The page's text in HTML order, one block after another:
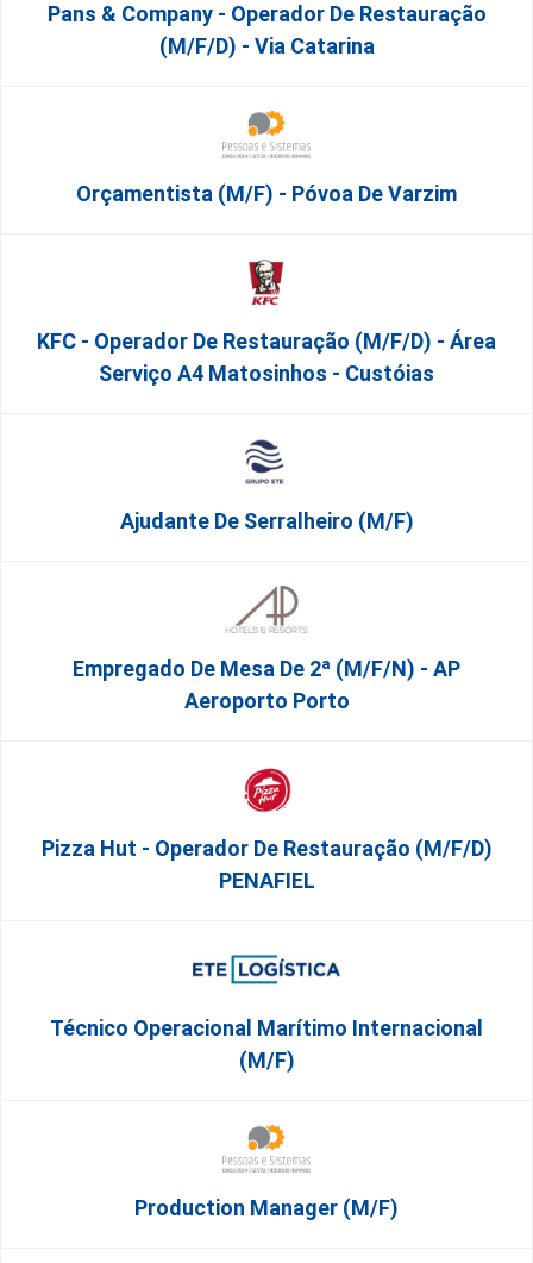
Pans & Company - Operador De Restauração
(m/f/d) - Via Catarina
Orçamentista (m/f) - Póvoa De Varzim
KFC - Operador De Restauração (m/f/d) - Área
Serviço A4 Matosinhos - Custóias
Ajudante De Serralheiro (m/f)
Empregado De Mesa De 2ª (M/F/N) - AP
Aeroporto Porto
Pizza Hut - Operador De Restauração (m/f/d)
PENAFIEL
Técnico Operacional Marítimo Internacional
(m/f)
Production Manager (m/f)